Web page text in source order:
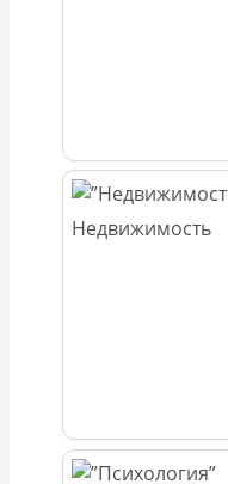
Недвижимость